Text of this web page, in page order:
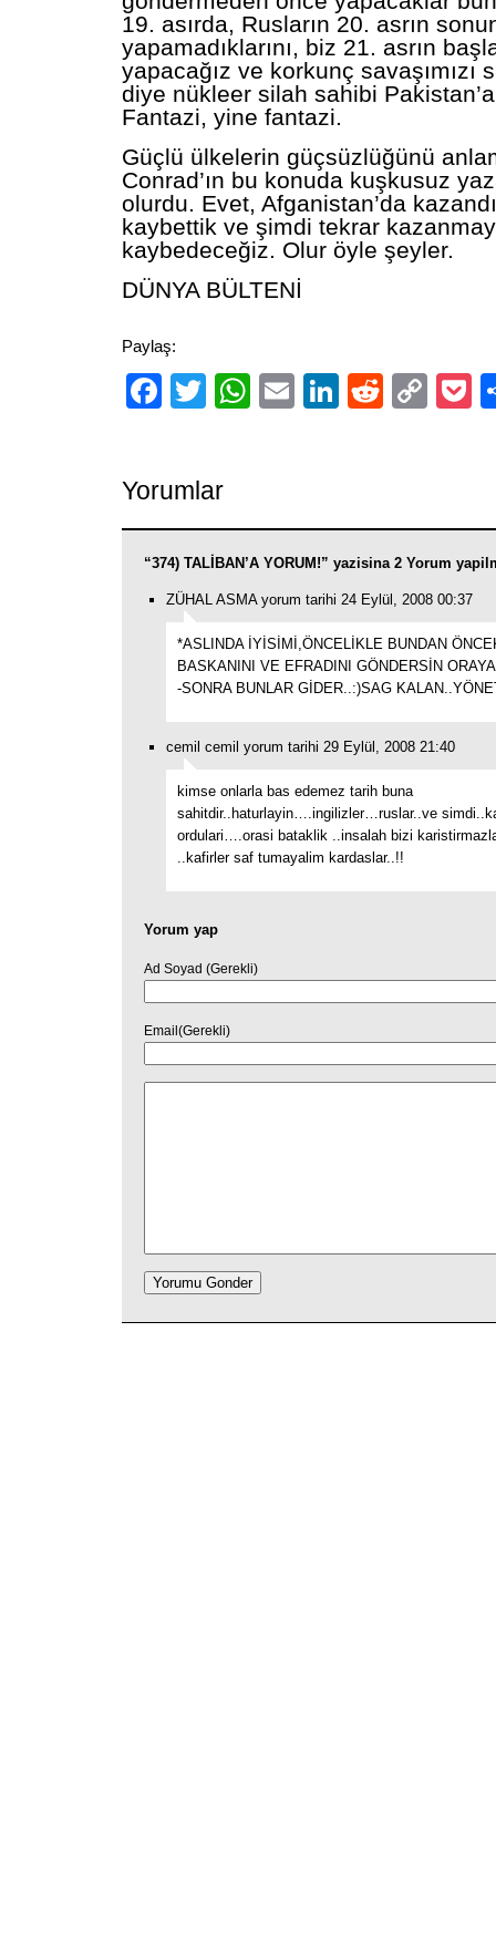
19. asırda, Rusların 20. asrın
yapamadıklarını, biz 21. asrın
yapacağız ve korkunç savaşımızı
diye nükleer silah sahibi Pakistan’a
Fantazi, yine fantazi.
Güçlü ülkelerin güçsüzlüğünü
Conrad’ın bu konuda kuşkusuz
olurdu. Evet, Afganistan’da
kaybettik ve şimdi tekrar
kaybedeceğiz. Olur öyle şeyler.
DÜNYA BÜLTENİ
Paylaş:
Facebook
TwitterWhatsApp
EmailLinkedIn
Reddit
Yorumlar
“374) TALİBAN’A YORUM!” yazisina 2 Yorum
ZÜHAL ASMA yorum tarihi 24 Eylül, 2008 00:37
*ASLINDA İYİSİMİ,ÖNCELİKLE BUNDAN
BASKANINI VE EFRADINI GÖNDERSİN
-SONRA BUNLAR GİDER..:)SAG
cemil cemil yorum tarihi 29 Eylül, 2008 21:40
kimse onlarla bas edemez tarih buna
sahitdir..haturlayin….ingilizler…ruslar..ve
ordulari….orasi bataklik ..insalah bizi
..kafirler saf tumayalim kardaslar..!!
Yorum yap
Ad Soyad (Gerekli)
Email(Gerekli)